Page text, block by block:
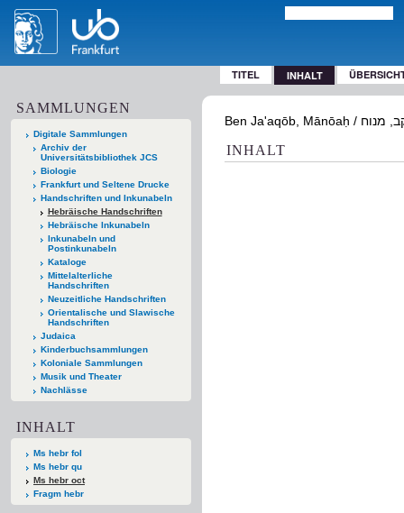
TITEL INHALT
SAMMLUNGEN
Digitale Sammlungen
Archiv der
Universitätsbibliothek JCS
Biologie
Frankfurt und Seltene Drucke
Handschriften und Inkunabeln
Hebräische Handschriften
Hebräische Inkunabeln
Inkunabeln und
Postinkunabeln
Kataloge
Mittelalterliche
Handschriften
Neuzeitliche Handschriften
Orientalische und Slawische
Handschriften
Judaica
Kinderbuchsammlungen
Koloniale Sammlungen
Musik und Theater
Nachlässe
INHALT
Ms hebr fol
Ms hebr qu
Ms hebr oct
Fragm hebr
INHALT